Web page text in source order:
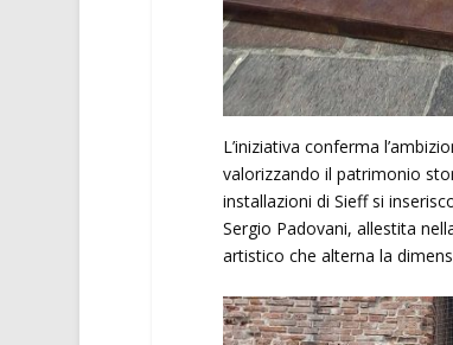
L’iniziativa conferma
valorizzando il patrimonio
installazioni di Sieff si
Sergio Padovani, allestita
artistico che alterna la